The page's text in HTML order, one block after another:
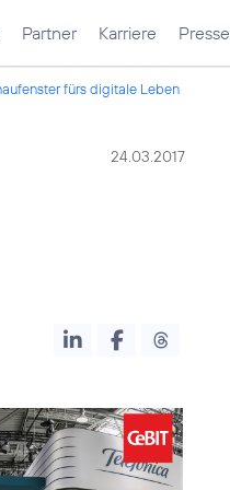
Partner Karriere Presse
fürs digitale Leben
24.03.2017